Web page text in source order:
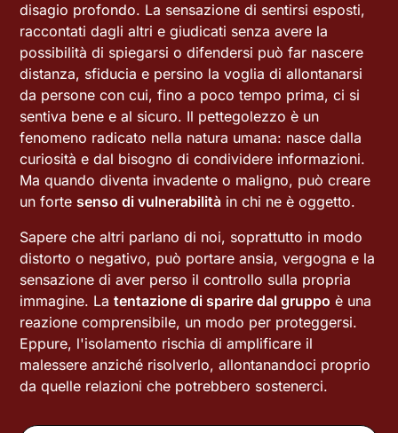
disagio profondo. La sensazione di sentirsi esposti,
raccontati dagli altri e giudicati senza avere la
possibilità di spiegarsi o difendersi può far nascere
distanza, sfiducia e persino la voglia di allontanarsi
da persone con cui, fino a poco tempo prima, ci si
sentiva bene e al sicuro. Il pettegolezzo è un
fenomeno radicato nella natura umana: nasce dalla
curiosità e dal bisogno di condividere informazioni.
Ma quando diventa invadente o maligno, può creare
un forte senso di vulnerabilità in chi ne è oggetto.
Sapere che altri parlano di noi, soprattutto in modo
distorto o negativo, può portare ansia, vergogna e la
sensazione di aver perso il controllo sulla propria
immagine. Latentazione di sparire dal gruppo è una
reazione comprensibile, un modo per proteggersi.
Eppure, l'isolamento rischia di amplificare il
malessere anziché risolverlo, allontanandoci proprio
da quelle relazioni che potrebbero sostenerci.